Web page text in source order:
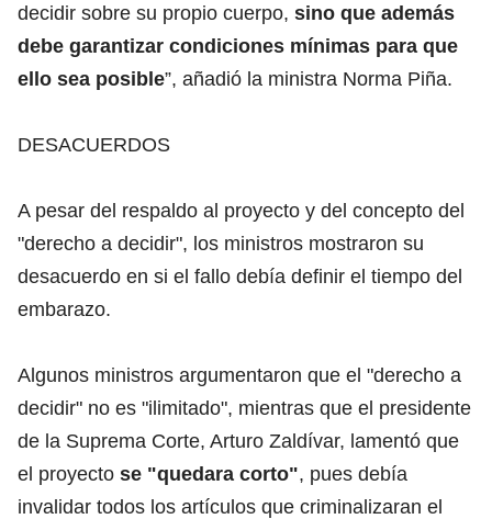
decidir sobre su propio cuerpo, sino que además
debe garantizar condiciones mínimas para que
ello sea posible”, añadió la ministra Norma Piña.
DESACUERDOS
A pesar del respaldo al proyecto y del concepto del
"derecho a decidir", los ministros mostraron su
desacuerdo en si el fallo debía definir el tiempo del
embarazo.
Algunos ministros argumentaron que el "derecho a
decidir" no es "ilimitado", mientras que el presidente
de la Suprema Corte, Arturo Zaldívar, lamentó que
el proyecto se "quedara corto", pues debía
invalidar todos los artículos que criminalizaran el